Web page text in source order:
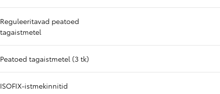
Reguleeritavad peatoed
tagaistmetel
Peatoed tagaistmetel (3 tk)
ISOFIX-istmekinnitid